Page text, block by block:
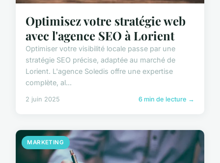
Optimisez votre stratégie web
avec l'agence SEO à Lorient
Optimiser votre visibilité locale passe par une
stratégie SEO précise, adaptée au marché de
Lorient. L'agence Soledis offre une expertise
complète, al...
2 juin 2025 6 min de lecture →
MARKETING